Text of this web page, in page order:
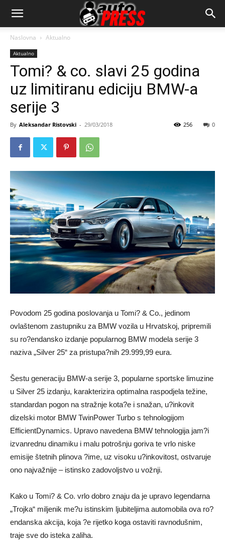
AutopressHR
Naslovna Aktualno
Aktualno
Tomi? & co. slavi 25 godina
uz limitiranu ediciju BMW-a
serije 3
By Aleksandar Ristovski - 29/03/2018 0
256
Povodom 25 godina poslovanja u Tomi? & Co., jedinom
ovlaštenom zastupniku za BMW vozila u Hrvatskoj, pripremili
su ro?endansko izdanje popularnog BMW modela serije 3
naziva „Silver 25“ za pristupa?nih 29.999,99 eura.
Šestu generaciju BMW-a serije 3, popularne sportske limuzine
u Silver 25 izdanju, karakterizira optimalna raspodjela težine,
standardan pogon na stražnje kota?e i snažan, u?inkovit
dizelski motor BMW TwinPower Turbo s tehnologijom
EfficientDynamics. Upravo navedena BMW tehnologija jam?i
izvanrednu dinamiku i malu potrošnju goriva te vrlo niske
emisije štetnih plinova ?ime, uz visoku u?inkovitost, ostvaruje
ono najvažnije – istinsko zadovoljstvo u vožnji.
Kako u Tomi? & Co. vrlo dobro znaju da je upravo legendarna
„Trojka“ miljenik me?u istinskim ljubiteljima automobila ova ro?
endanska akcija, koja ?e rijetko koga ostaviti ravnodušnim,
traje sve do isteka zaliha.